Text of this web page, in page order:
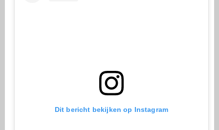
Dit bericht bekijken op Instagram